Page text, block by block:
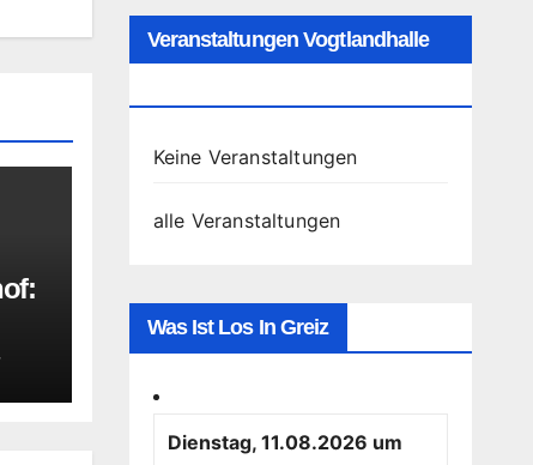
Veranstaltungen Vogtlandhalle
Keine Veranstaltungen
alle Veranstaltungen
Was Ist Los In Greiz
Dienstag, 11.08.2026 um